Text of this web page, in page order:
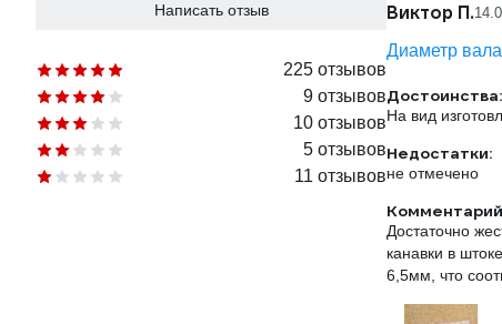
Написать отзыв
225 отзывов
9 отзывов
10 отзывов
5 отзывов
11 отзывов
Виктор П.
Диаметр
Достоинства:
На вид
Недостатки:
не отмечено
Достаточно
канавки в
6,5мм, что